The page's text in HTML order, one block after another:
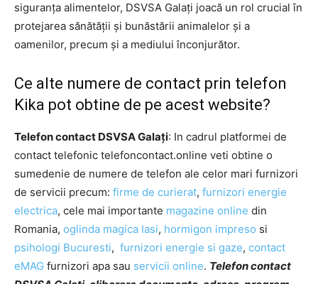
siguranța alimentelor, DSVSA Galați joacă un rol crucial în
protejarea sănătății și bunăstării animalelor și a
oamenilor, precum și a mediului înconjurător.
Ce alte numere de contact prin telefon
Kika pot obtine de pe acest website?
Telefon contact DSVSA Galați: In cadrul platformei de
contact telefonic telefoncontact.online veti obtine o
sumedenie de numere de telefon ale celor mari furnizori
de servicii precum: firme de curierat, furnizori energie
electrica, cele mai importante magazine online din
Romania, oglinda magica Iasi, hormigon impreso si
psihologi Bucuresti, furnizori energie si gaze, contact
eMAG furnizori apa sau servicii online. Telefon contact